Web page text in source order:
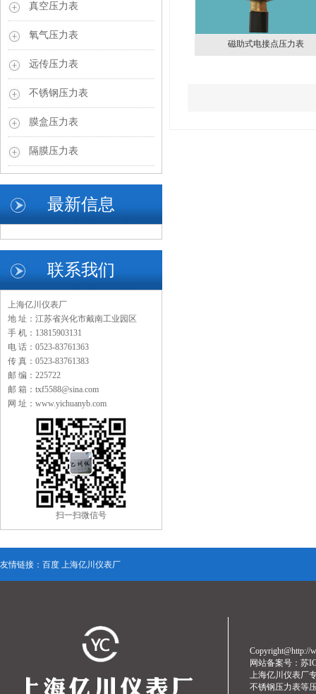
真空压力表
氧气压力表
远传压力表
不锈钢压力表
膜盒压力表
隔膜压力表
最新信息
联系我们
上海亿川仪表厂
地 址：江苏省兴化市戴南工业园区
手 机：13815903131
电 话：0523-83761363
传 真：0523-83761383
邮 编：225722
邮 箱：txf5588@sina.com
网 址：www.yichuanyb.com
扫一扫微信号
磁助式电接点压力表
友情链接： 百度 上海亿川仪表厂
Copyright@http://
网站备案号： 苏
上海亿川仪表厂
不锈钢压力表等